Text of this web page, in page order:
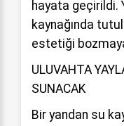
hayata geçirildi.
kaynağında
estetiği
ULUVAHTA
SUNACAK
Bir yandan su